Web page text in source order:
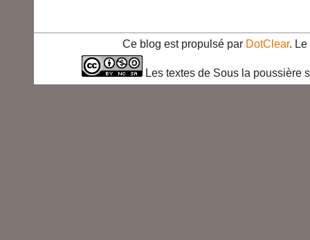
Ce blog est propulsé par DotClear. Le
Les textes de Sous la poussière